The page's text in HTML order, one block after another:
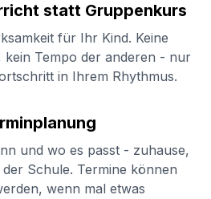
statt Gruppenkurs
für Ihr Kind. Keine
kein Tempo der anderen - nur
in Ihrem Rhythmus.
und wo es passt - zuhause,
Schule. Termine können
wenn mal etwas